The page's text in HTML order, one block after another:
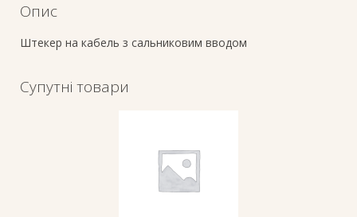
Опис
Штекер на кабель з сальниковим вводом
Супутні товари